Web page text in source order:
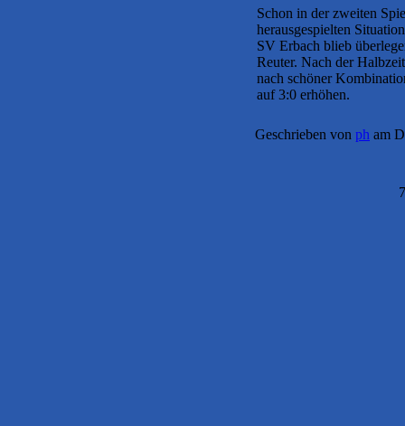
Schon in der zweiten
herausgespielten
SV Erbach blieb
Reuter. Nach der
nach schöner
auf 3:0 erhöhen.
Geschrieben von ph am